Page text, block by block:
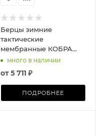
Берцы зимние
тактические
мембранные КОБРА
(ХАКИ)-К
много в наличии
от5 711 ₽
ПОДРОБНЕЕ